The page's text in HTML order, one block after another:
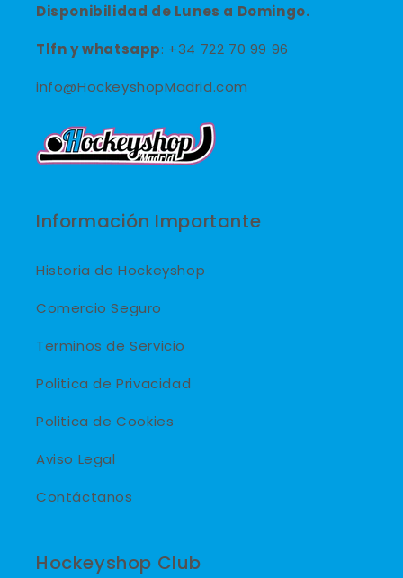
Disponibilidad de Lunes a Domingo.
Tlfn ywhatsapp: +34 722 70 99 96
info@HockeyshopMadrid.com
Información Importante
Historia de Hockeyshop
Comercio Seguro
Terminos de Servicio
Politica de Privacidad
Politica de Cookies
Aviso Legal
Contáctanos
Hockeyshop Club